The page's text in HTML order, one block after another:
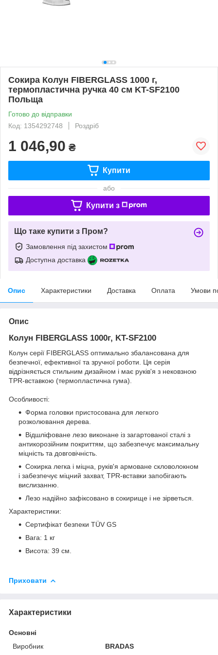
Сокира Колун FIBERGLASS 1000 г,
термопластична ручка 40 см KT-SF2100
Польща
Готово до відправки
Код: 1354292748
Роздріб
1 046,90 ₴
Купити
або
Купити з
Що таке купити з Пром?
Замовлення під захистом
Доступна доставка
Опис Характеристики Доставка Оплата Умови
Опис
Колун FIBERGLASS 1000г, KT-SF2100
Колун серії FIBERGLASS оптимально збалансована для
безпечної, ефективної та зручної роботи. Ця серія
відрізняється стильним дизайном і має руків'я з нековзною
TPR-вставкою (термопластична гума).
Особливості:
Форма головки пристосована для легкого
розколювання дерева.
Відшліфоване лезо виконане із загартованої сталі з
антикорозійним покриттям, що забезпечує максимальну
міцність та довговічність.
Сокирка легка і міцна, руків'я армоване скловолокном
і забезпечує міцний захват, TPR-вставки запобігають
вислизанню.
Лезо надійно зафіксовано в сокирище і не зірветься.
Характеристики:
Сертифікат безпеки TÜV GS
Вага: 1 кг
Висота: 39 см.
Приховати
Характеристики
Основні
Виробник
BRADAS